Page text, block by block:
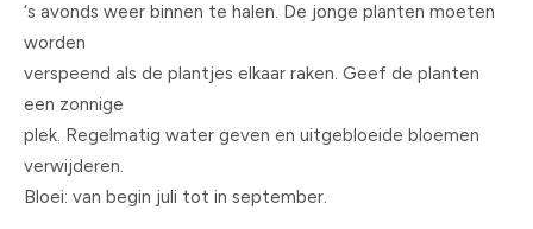
‘s avonds weer binnen te halen. De jonge planten moeten
worden
verspeend als de plantjes elkaar raken. Geef de planten
een zonnige
plek. Regelmatig water geven en uitgebloeide bloemen
verwijderen.
Bloei: van begin juli tot in september.